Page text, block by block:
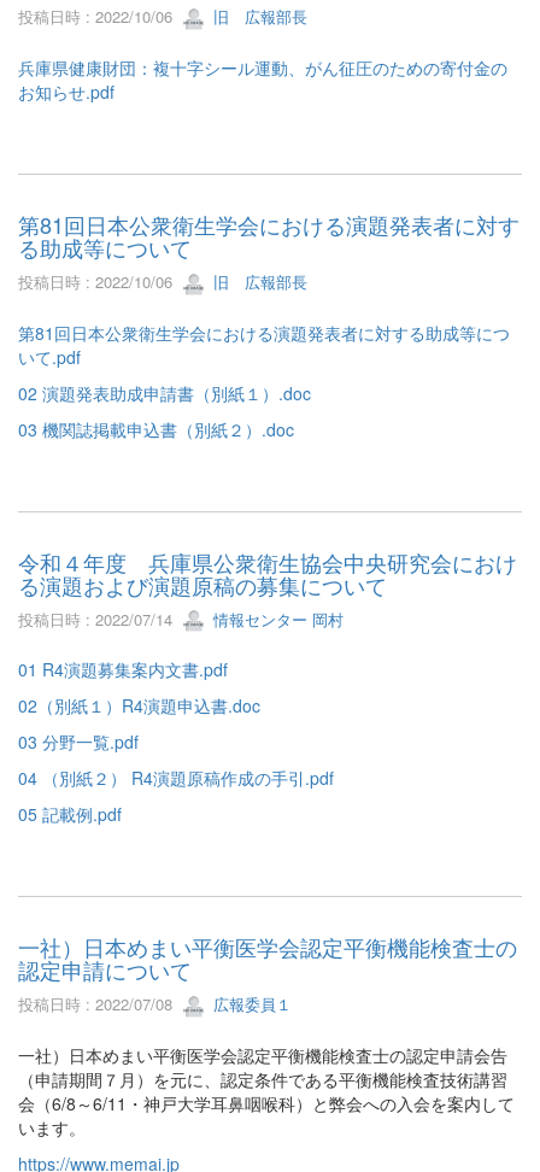
投稿日時 : 2022/10/06 旧 広報部長
兵庫県健康財団：複十字シール運動、がん征圧のための寄付金の
お知らせ.pdf
第81回日本公衆衛生学会における演題発表者に対す
る助成等について
投稿日時 : 2022/10/06 旧 広報部長
第81回日本公衆衛生学会における演題発表者に対する助成等につ
いて.pdf
02 演題発表助成申請書（別紙１）.doc
03 機関誌掲載申込書（別紙２）.doc
令和４年度 兵庫県公衆衛生協会中央研究会におけ
る演題および演題原稿の募集について
投稿日時 : 2022/07/14 情報センター 岡村
01 R4演題募集案内文書.pdf
02（別紙１）R4演題申込書.doc
03 分野一覧.pdf
04 （別紙２） R4演題原稿作成の手引.pdf
05 記載例.pdf
一社）日本めまい平衡医学会認定平衡機能検査士の
認定申請について
投稿日時 : 2022/07/08 広報委員１
一社）日本めまい平衡医学会認定平衡機能検査士の認定申請会告
（申請期間７月）を元に、認定条件である平衡機能検査技術講習
会（6/8～6/11・神戸大学耳鼻咽喉科）と弊会への入会を案内して
います。
https://www.memai.jp